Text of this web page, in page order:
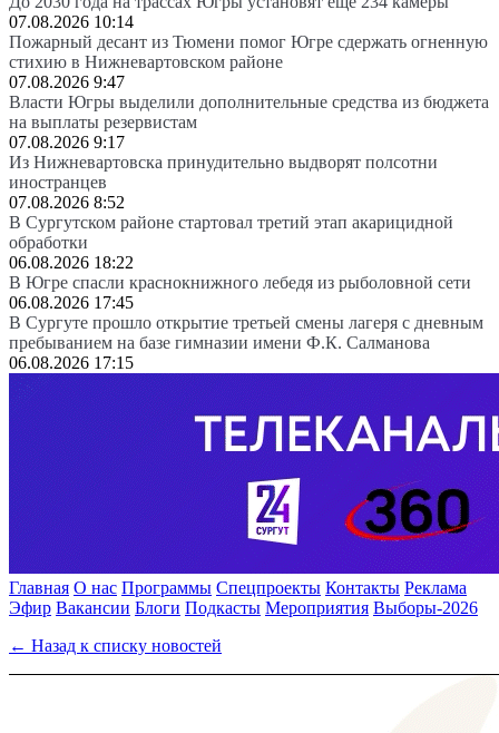
07.08.2026 10:14
Пожарный десант из Тюмени помог Югре сдержать огненную
стихию в Нижневартовском районе
07.08.2026 9:47
Власти Югры выделили дополнительные средства из бюджета
на выплаты резервистам
07.08.2026 9:17
Из Нижневартовска принудительно выдворят полсотни
иностранцев
07.08.2026 8:52
В Сургутском районе стартовал третий этап акарицидной
обработки
06.08.2026 18:22
В Югре спасли краснокнижного лебедя из рыболовной сети
06.08.2026 17:45
В Сургуте прошло открытие третьей смены лагеря с дневным
пребыванием на базе гимназии имени Ф.К. Салманова
06.08.2026 17:15
Главная О нас Программы Спецпроекты Контакты Реклама
Эфир Вакансии Блоги Подкасты Мероприятия Выборы-2026
← Назад к списку новостей